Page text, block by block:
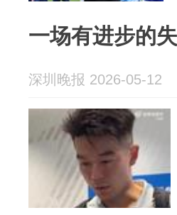
一场有进步的
深圳晚报 2026-05-12